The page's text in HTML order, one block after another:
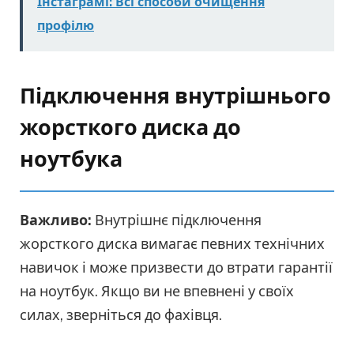
профілю
Підключення внутрішнього
жорсткого диска до
ноутбука
Важливо: Внутрішнє підключення
жорсткого диска вимагає певних технічних
навичок і може призвести до втрати гарантії
на ноутбук. Якщо ви не впевнені у своїх
силах, зверніться до фахівця.